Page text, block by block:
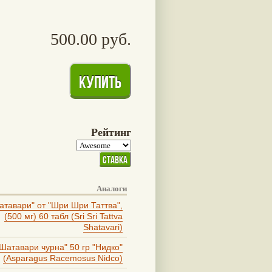
500.00 руб.
Рейтинг
Аналоги
от "Шри Шри Таттва",
(500 мг) 60 табл (Sri Sri Tattva
Shatavari)
чурна" 50 гр "Нидко"
(Asparagus Racemosus Nidco)